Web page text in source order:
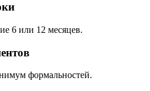
6 или 12 месяцев.
формальностей.